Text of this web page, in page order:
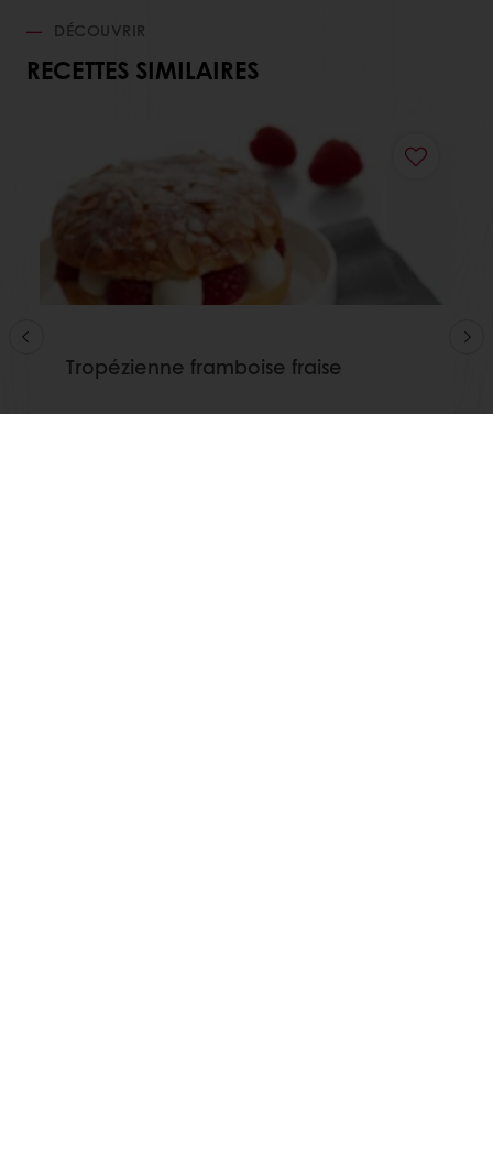
DÉCOUVRIR
RECETTES SIMILAIRES
Tropézienne framboise fraise
Afficher plus